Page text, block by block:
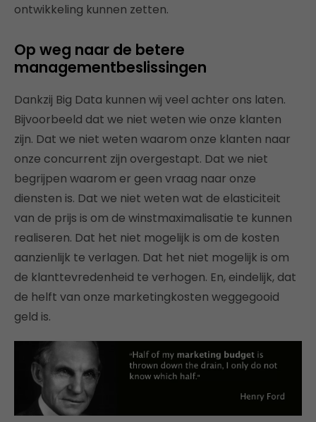
ontwikkeling kunnen zetten.
Op weg naar de betere
managementbeslissingen
Dankzij Big Data kunnen wij veel achter ons laten.
Bijvoorbeeld dat we niet weten wie onze klanten
zijn. Dat we niet weten waarom onze klanten naar
onze concurrent zijn overgestapt. Dat we niet
begrijpen waarom er geen vraag naar onze
diensten is. Dat we niet weten wat de elasticiteit
van de prijs is om de winstmaximalisatie te kunnen
realiseren. Dat het niet mogelijk is om de kosten
aanzienlijk te verlagen. Dat het niet mogelijk is om
de klanttevredenheid te verhogen. En, eindelijk, dat
de helft van onze marketingkosten weggegooid
geld is.